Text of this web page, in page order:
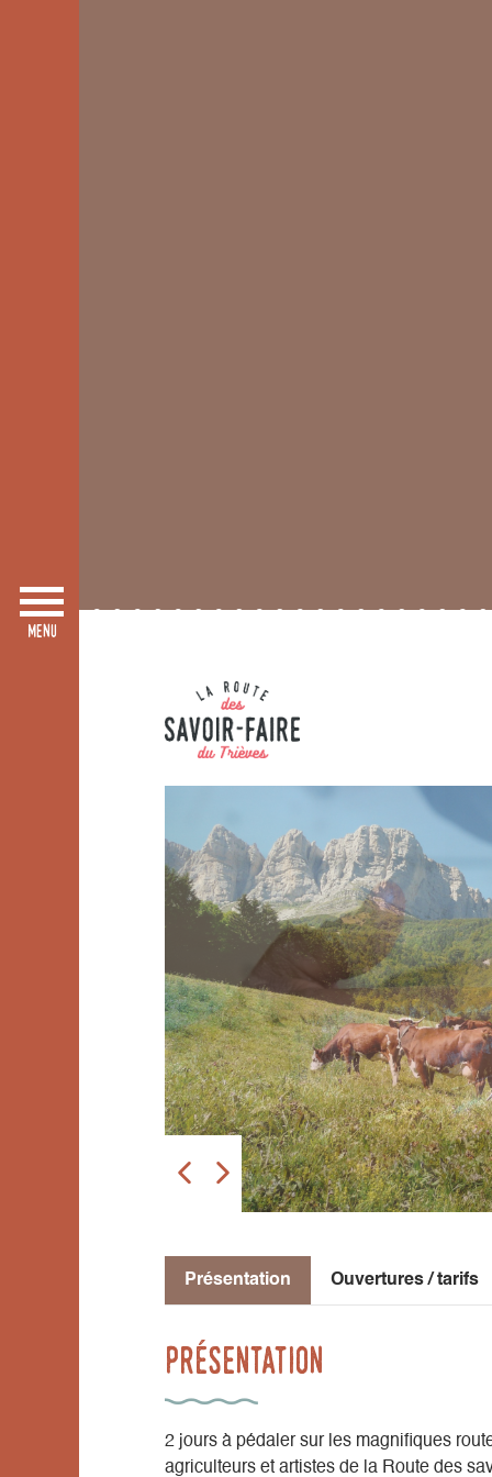
Présentation Ouvertures / tarifs
Présentation
2 jours à pédaler sur les magnifiques
agriculteurs et artistes de la Route des